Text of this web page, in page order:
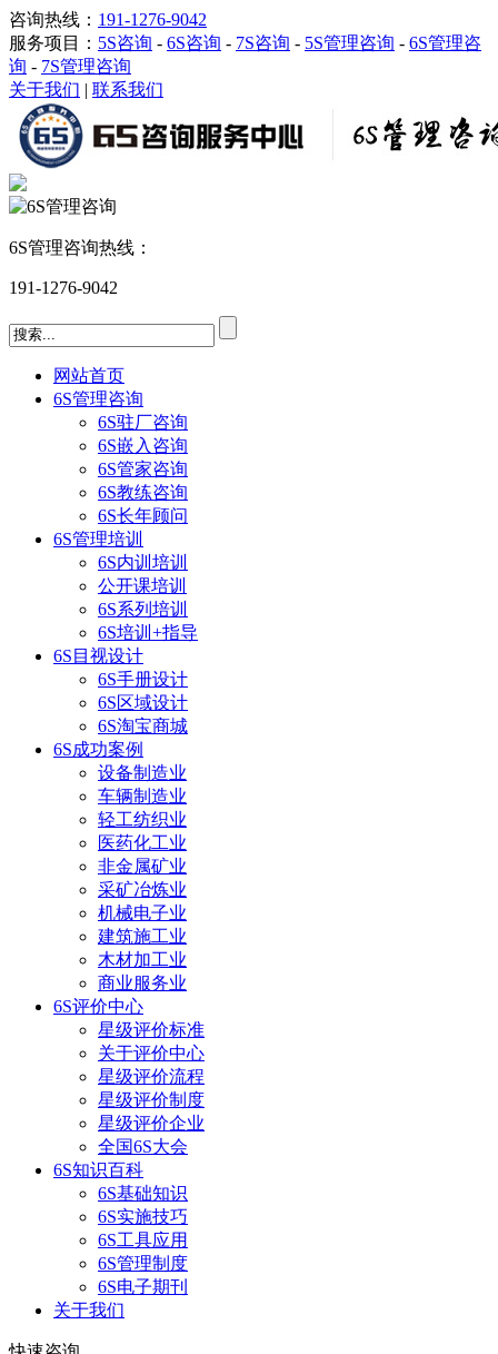
咨询热线： 191-1276-9042
服务项目： 5S咨询 - 6S咨询 - 7S咨询 - 5S管理咨询 - 6S管理咨
询 - 7S管理咨询
关于我们 | 联系我们
6S管理咨询热线：
191-1276-9042
网站首页
6S管理咨询
6S驻厂咨询
6S嵌入咨询
6S管家咨询
6S教练咨询
6S长年顾问
6S管理培训
6S内训培训
公开课培训
6S系列培训
6S培训+指导
6S目视设计
6S手册设计
6S区域设计
6S淘宝商城
6S成功案例
设备制造业
车辆制造业
轻工纺织业
医药化工业
非金属矿业
采矿冶炼业
机械电子业
建筑施工业
木材加工业
商业服务业
6S评价中心
星级评价标准
关于评价中心
星级评价流程
星级评价制度
星级评价企业
全国6S大会
6S知识百科
6S基础知识
6S实施技巧
6S工具应用
6S管理制度
6S电子期刊
关于我们